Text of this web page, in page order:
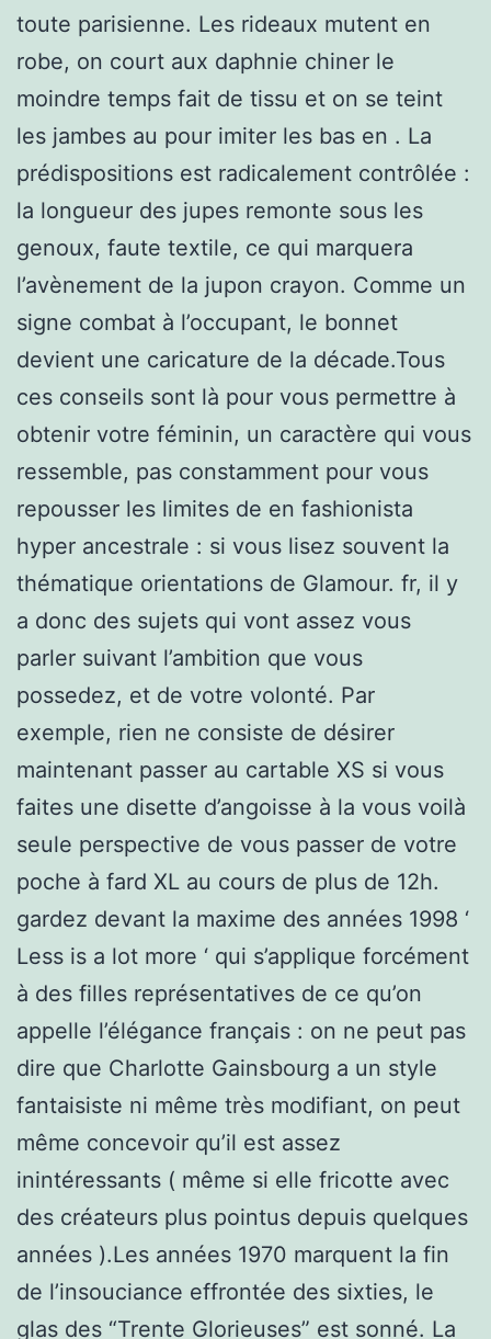
toute parisienne. Les rideaux mutent en
robe, on court aux daphnie chiner le
moindre temps fait de tissu et on se teint
les jambes au pour imiter les bas en . La
prédispositions est radicalement contrôlée :
la longueur des jupes remonte sous les
genoux, faute textile, ce qui marquera
l’avènement de la jupon crayon. Comme un
signe combat à l’occupant, le bonnet
devient une caricature de la décade.Tous
ces conseils sont là pour vous permettre à
obtenir votre féminin, un caractère qui vous
ressemble, pas constamment pour vous
repousser les limites de en fashionista
hyper ancestrale : si vous lisez souvent la
thématique orientations de Glamour. fr, il y
a donc des sujets qui vont assez vous
parler suivant l’ambition que vous
possedez, et de votre volonté. Par
exemple, rien ne consiste de désirer
maintenant passer au cartable XS si vous
faites une disette d’angoisse à la vous voilà
seule perspective de vous passer de votre
poche à fard XL au cours de plus de 12h.
gardez devant la maxime des années 1998 ‘
Less is a lot more ‘ qui s’applique forcément
à des filles représentatives de ce qu’on
appelle l’élégance français : on ne peut pas
dire que Charlotte Gainsbourg a un style
fantaisiste ni même très modifiant, on peut
même concevoir qu’il est assez
inintéressants ( même si elle fricotte avec
des créateurs plus pointus depuis quelques
années ).Les années 1970 marquent la fin
de l’insouciance effrontée des sixties, le
glas des “Trente Glorieuses” est sonné. La